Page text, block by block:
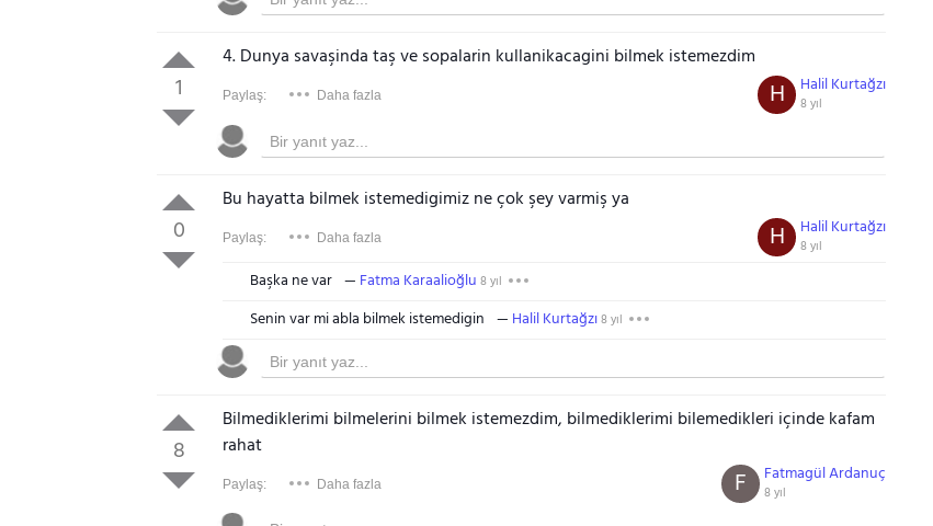
1
4. Dunya savaşinda taş ve sopalarin kullanikacagini bilmek istemezdim
Paylaş: Daha fazla Halil Kurtağzı
8 yıl
H
0
Bu hayatta bilmek istemedigimiz ne çok şey varmiş ya
Paylaş: Daha fazla Halil Kurtağzı
8 yıl
H
Başka ne var Fatma Karaalioğlu 8 yıl
Senin var mi abla bilmek istemedigin Halil Kurtağzı8 yıl
8
Bilmediklerimi bilmelerini bilmek istemezdim, bilmediklerimi bilemedikleri içinde kafam
rahat
Paylaş: Daha fazla Fatmagül Ardanuç
8 yıl
F